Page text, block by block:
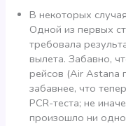
В некоторых
Одной из первых
требовала
вылета. Забавно,
рейсов (Air Astana
забавнее, что
PCR-теста; не
произошло ни